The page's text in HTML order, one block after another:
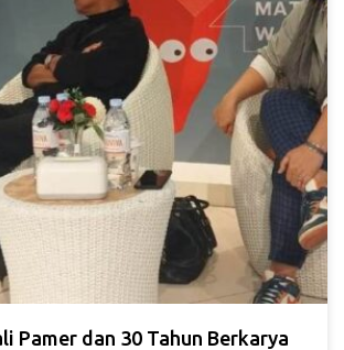
Pamer dan 30 Tahun Berkarya